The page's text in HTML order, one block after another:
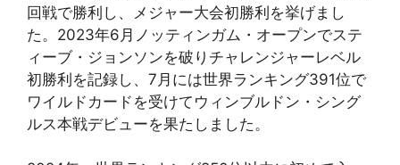
回戦で勝利し、メジャー大会初勝利を挙げまし
た。2023年6月ノッティンガム・オープンでステ
ィーブ・ジョンソンを破りチャレンジャーレベル
初勝利を記録し、7月には世界ランキング391位で
ワイルドカードを受けてウィンブルドン・シング
ルス本戦デビューを果たしました。